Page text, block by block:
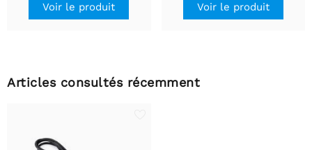
Voir le produit Voir le produit
Articles consultés récemment